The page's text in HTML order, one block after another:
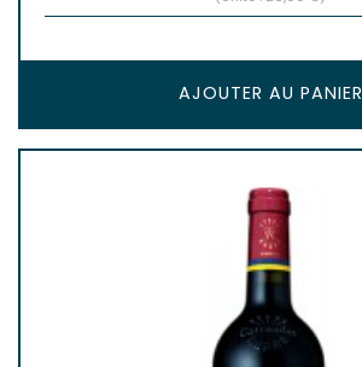
AJOUTER AU PANIER